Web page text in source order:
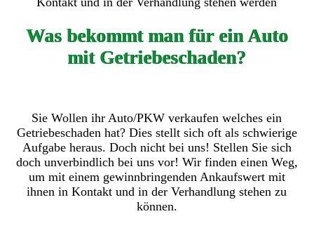
Was bekommt man für ein Auto
mit Getriebeschaden?
Sie Wollen ihr Auto/PKW verkaufen welches ein
Getriebeschaden hat? Dies stellt sich oft als schwierige
Aufgabe heraus. Doch nicht bei uns! Stellen Sie sich
doch unverbindlich bei uns vor! Wir finden einen Weg,
um mit einem gewinnbringenden Ankaufswert mit
ihnen in Kontakt und in der Verhandlung stehen zu
können.